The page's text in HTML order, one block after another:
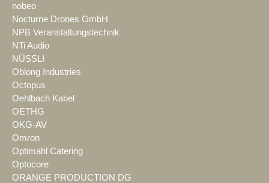
nobeo
Nocturne Drones GmbH
NPB Veranstaltungstechnik
NTi Audio
NÜSSLI
Oblong Industries
Octopus
Oehlbach Kabel
OETHG
OKG-AV
Omron
Optimahl Catering
Optocore
ORANGE PRODUCTION DG